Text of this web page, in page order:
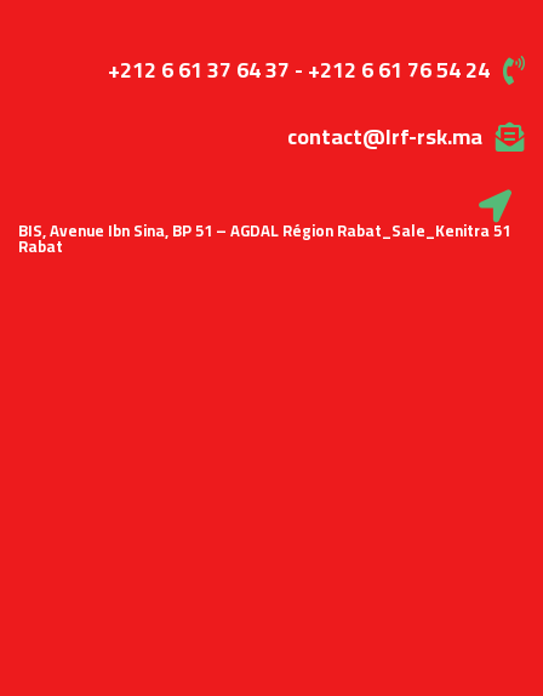
+212 6 61 37 64 37 - +212 6 61 76 54 24
contact@lrf-rsk.ma
51 BIS, Avenue Ibn Sina, BP 51 – AGDAL Région Rabat_Sale_Kenitra
Rabat